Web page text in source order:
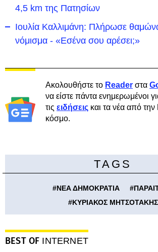
4,5 km της Πατησίων
Ιουλία Καλλιμάνη: Πλήρωσε
νόμισμα - «Εσένα σου αρέσει;»
Ακολουθήστε το Reader στα
να είστε πάντα ενημερωμένοι
τις ειδήσεις και τα νέα από
κόσμο.
TAGS
#ΝΕΑ ΔΗΜΟΚΡΑΤΙΑ #
#ΚΥΡΙΑΚΟΣ ΜΗΤΣΟΤΑΚΗΣ
BEST OF INTERNET